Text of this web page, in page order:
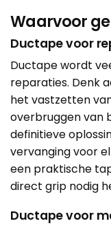
Waarvoor
Ductape voor
Ductape wordt
reparaties. Denk
het vastzetten
overbruggen van
definitieve
vervanging voor
een praktische
direct grip nodig
Ductape voor